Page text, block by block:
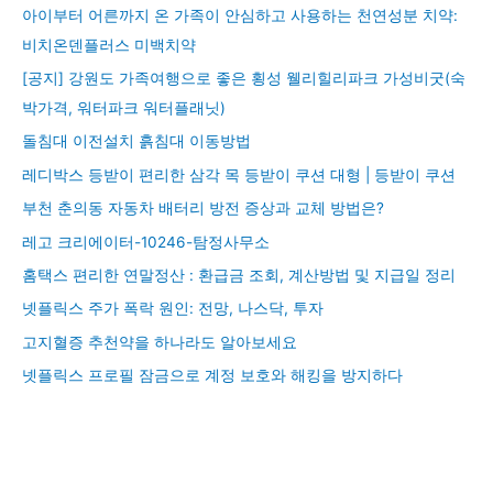
아이부터 어른까지 온 가족이 안심하고 사용하는 천연성분 치약:
비치온덴플러스 미백치약
[공지] 강원도 가족여행으로 좋은 횡성 웰리힐리파크 가성비굿(숙
박가격, 워터파크 워터플래닛)
돌침대 이전설치 흙침대 이동방법
레디박스 등받이 편리한 삼각 목 등받이 쿠션 대형 | 등받이 쿠션
부천 춘의동 자동차 배터리 방전 증상과 교체 방법은?
레고 크리에이터-10246-탐정사무소
홈택스 편리한 연말정산 : 환급금 조회, 계산방법 및 지급일 정리
넷플릭스 주가 폭락 원인: 전망, 나스닥, 투자
고지혈증 추천약을 하나라도 알아보세요
넷플릭스 프로필 잠금으로 계정 보호와 해킹을 방지하다